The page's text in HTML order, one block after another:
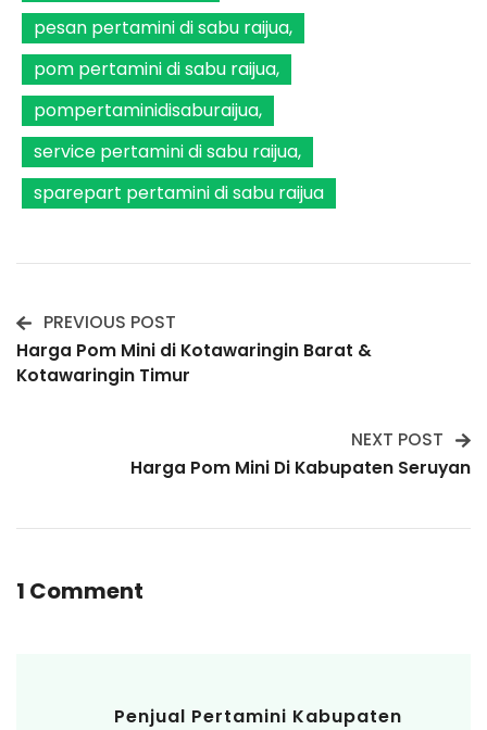
pesan pertamini di sabu raijua
pom pertamini di sabu raijua
pompertaminidisaburaijua
service pertamini di sabu raijua
sparepart pertamini di sabu raijua
Post
Navigation
PREVIOUS POST
Harga Pom Mini di Kotawaringin Barat &
Kotawaringin Timur
NEXT POST
Harga Pom Mini Di Kabupaten Seruyan
1 Comment
Penjual Pertamini Kabupaten